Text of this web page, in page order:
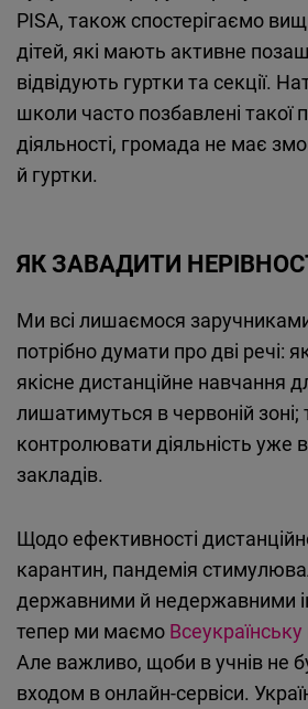
PISA, також спостерігаємо
дітей, які мають активне
відвідують гуртки та секції.
школи часто позбавлені такої
діяльності, громада не має
й гуртки.
ЯК ЗАВАДИТИ
Ми всі лишаємося
потрібно думати про дві речі:
якісне дистанційне навчання
лишатимуться в червоній зоні;
контролювати діяльність уже
закладів.
Щодо ефективності
карантин, пандемія
державними й недержавними
тепер ми маємо
Але важливо, щоби в учнів не
входом в онлайн-сервіси.